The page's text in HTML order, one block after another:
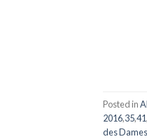
Posted in
2016,35,41,
des Dames